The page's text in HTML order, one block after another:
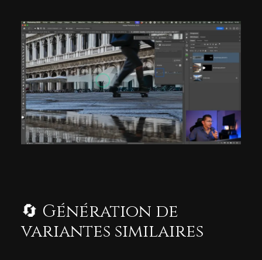
🔄 Génération de
variantes similaires